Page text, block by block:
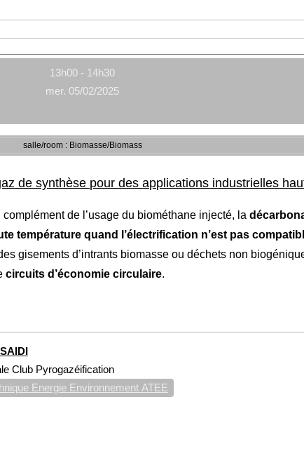
13h00 - 14h30
mer. 05/02/2025
salle/room : Biomasse/Biomass
de synthèse pour des applications industrielles
de l’usage du biométhane injecté, la
température quand l’électrification n’est pas
gisements d’intrants biomasse ou déchets non
circuits d’économie circulaire.
Club Pyrogazéification
Energie Environnement ATEE